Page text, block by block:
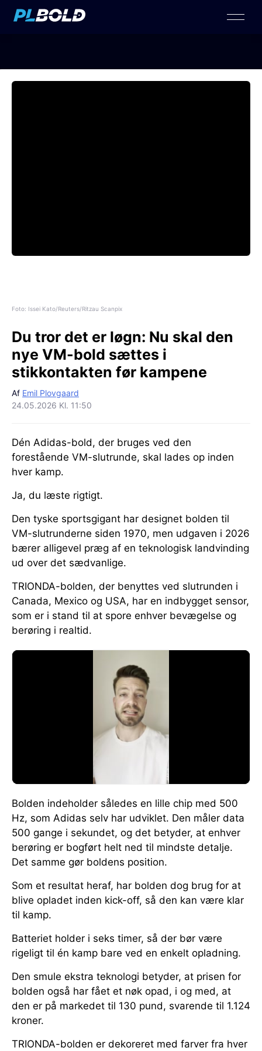
Foto: Issei Kato/Reuters/Ritzau Scanpix
Du tror det er løgn: Nu skal den
nye VM-bold sættes i
stikkontakten før kampene
Af Emil Plovgaard
24.05.2026 Kl. 11:50
Dén Adidas-bold, der bruges ved den
forestående VM-slutrunde, skal lades op inden
hver kamp.
Ja, du læste rigtigt.
Den tyske sportsgigant har designet bolden til
VM-slutrunderne siden 1970, men udgaven i 2026
bærer alligevel præg af en teknologisk landvinding
ud over det sædvanlige.
TRIONDA-bolden, der benyttes ved slutrunden i
Canada, Mexico og USA, har en indbygget sensor,
som er i stand til at spore enhver bevægelse og
berøring i realtid.
Bolden indeholder således en lille chip med 500
Hz, som Adidas selv har udviklet. Den måler data
500 gange i sekundet, og det betyder, at enhver
berøring er bogført helt ned til mindste detalje.
Det samme gør boldens position.
Som et resultat heraf, har bolden dog brug for at
blive opladet inden kick-off, så den kan være klar
til kamp.
Batteriet holder i seks timer, så der bør være
rigeligt til én kamp bare ved en enkelt opladning.
Den smule ekstra teknologi betyder, at prisen for
bolden også har fået et nøk opad, i og med, at
den er på markedet til 130 pund, svarende til 1.124
kroner.
TRIONDA-bolden er dekoreret med farver fra hver